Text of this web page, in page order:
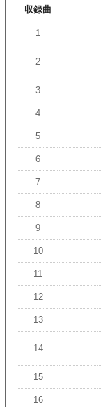
収録曲
1
2
3
4
5
6
7
8
9
10
11
12
13
14
15
16